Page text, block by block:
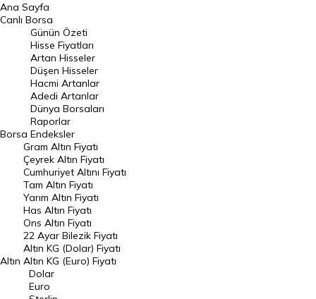
BIST 100 Hisseleri
En Çok Artan Hisseler
En Çok Düşen Hisseler
Hacmi Artanlar
Geçmiş Kapanışlar
Dünya Borsaları
Raporlar
Endeksler
DÖVİZ
Döviz Kuru
Dolar Kuru
Euro Kuru
Pound Kuru
Ana Sayfa
Canlı Borsa
Borsa
Günün Özeti
Hisse Fiyatları
Artan Hisseler
Düşen Hisseler
Hacmi Artanlar
Adedi Artanlar
Dünya Borsaları
Raporlar
Endeksler
Altın
Gram Altın Fiyatı
Çeyrek Altın Fiyatı
Cumhuriyet Altını Fiyatı
Tam Altın Fiyatı
Yarım Altın Fiyatı
Has Altın Fiyatı
Ons Altın Fiyatı
22 Ayar Bilezik Fiyatı
Altın KG (Dolar) Fiyatı
Altın KG (Euro) Fiyatı
Dolar
Euro